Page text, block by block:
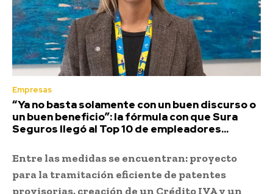
Empresas
“Ya no basta solamente con un buen discurso o
un buen beneficio”: la fórmula con que Sura
Seguros llegó al Top 10 de empleadores...
Entre las medidas se encuentran: proyecto
para la tramitación eficiente de patentes
provisorias, creación de un Crédito IVA y un